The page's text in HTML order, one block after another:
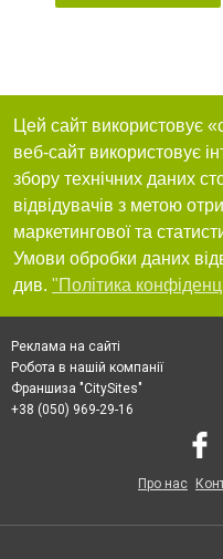
Цей сайт використовує
веб-сайт використовує
збору технічних даних
відвідувачів з метою
маркетингової та
Умови обробки даних
див. "Політика
Реклама на сайті
Робота в нашій компанії
Франшиза "CitySites"
+38 (050) 969-29-16
Про нас